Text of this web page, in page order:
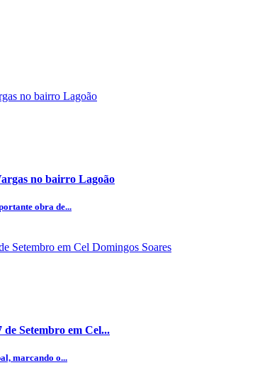
no bairro Lagoão
obra de...
Setembro em Cel...
marcando o...